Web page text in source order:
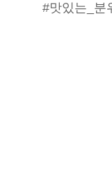
#맛있는_분